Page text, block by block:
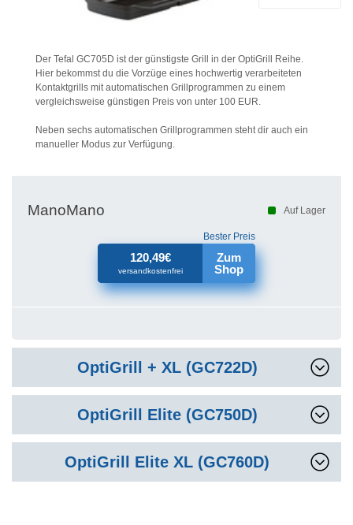
Der Tefal GC705D ist der günstigste Grill in der OptiGrill Reihe.
Hier bekommst du die Vorzüge eines hochwertig verarbeiteten
Kontaktgrills mit automatischen Grillprogrammen zu einem
vergleichsweise günstigen Preis von unter 100 EUR.
Neben sechs automatischen Grillprogrammen steht dir auch ein
manueller Modus zur Verfügung.
ManoMano Auf Lager
Bester Preis
120,49€
versandkostenfrei
Zum
Shop
OptiGrill + XL (GC722D)
OptiGrill Elite (GC750D)
OptiGrill Elite XL (GC760D)